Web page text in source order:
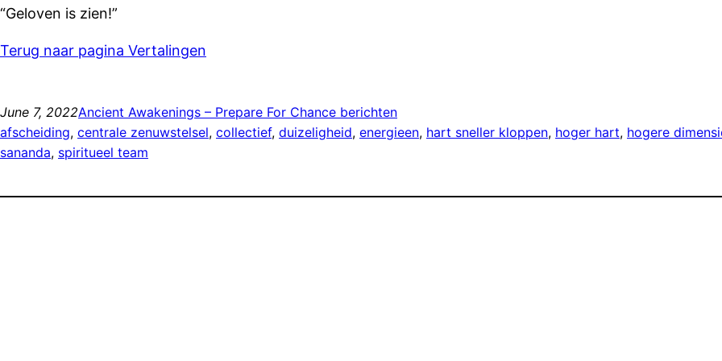
“Geloven is zien!”
Terug naar pagina Vertalingen
June 7, 2022Ancient Awakenings – Prepare For Chance berichten
afscheiding, centrale zenuwstelsel, collectief, duizeligheid, energieen, hart sneller kloppen, hoger hart, hogere
sananda, spiritueel team